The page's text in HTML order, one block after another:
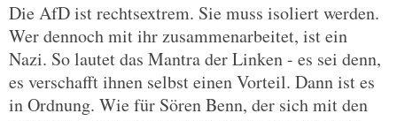
Die AfD ist rechtsextrem. Sie muss isoliert werden.
Wer dennoch mit ihr zusammenarbeitet, ist ein
Nazi. So lautet das Mantra der Linken - es sei denn,
es verschafft ihnen selbst einen Vorteil. Dann ist es
in Ordnung. Wie für Sören Benn, der sich mit den